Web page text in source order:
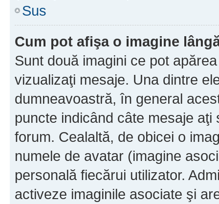
Sus
Cum pot afişa o imagine
Sunt două imagini ce pot
vizualizaţi mesaje. Una dintre
dumneavoastră, în general
puncte indicând câte mesaje
forum. Cealaltă, de obicei o
numele de avatar (imagine
personală fiecărui utilizator.
activeze imaginile asociate şi